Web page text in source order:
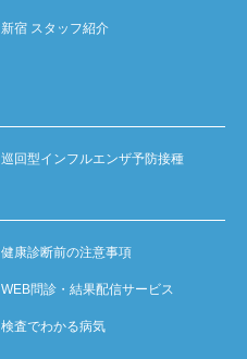
新宿 スタッフ紹介
巡回型インフルエンザ予防接種
健康診断前の注意事項
WEB問診・結果配信サービス
検査でわかる病気